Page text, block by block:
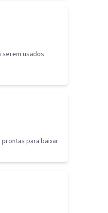
serem usados
para baixar